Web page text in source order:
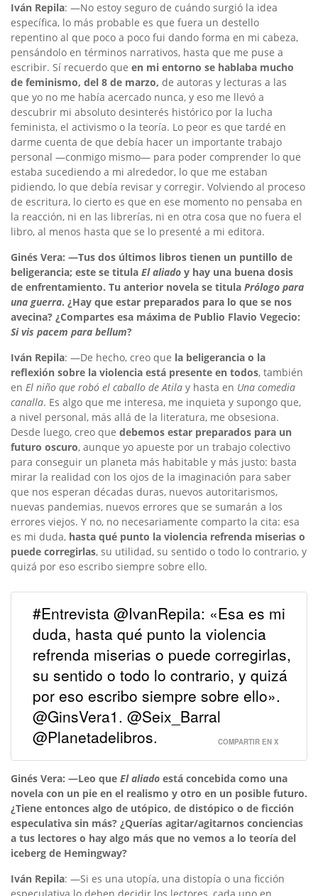
Iván Repila: —No estoy seguro de cuándo surgió la idea
específica, lo más probable es que fuera un destello
repentino al que poco a poco fui dando forma en mi cabeza,
pensándolo en términos narrativos, hasta que me puse a
escribir. Sí recuerdo que en mi entorno se hablaba mucho
de feminismo, del 8 de marzo, de autoras y lecturas a las
que yo no me había acercado nunca, y eso me llevó a
descubrir mi absoluto desinterés histórico por la lucha
feminista, el activismo o la teoría. Lo peor es que tardé en
darme cuenta de que debía hacer un importante trabajo
personal —conmigo mismo— para poder comprender lo que
estaba sucediendo a mi alrededor, lo que me estaban
pidiendo, lo que debía revisar y corregir. Volviendo al proceso
de escritura, lo cierto es que en ese momento no pensaba en
la reacción, ni en las librerías, ni en otra cosa que no fuera el
libro, al menos hasta que se lo presenté a mi editora.
Ginés Vera: —Tus dos últimos libros tienen un puntillo de
beligerancia; este se titula El aliado y hay una buena dosis
de enfrentamiento. Tu anterior novela se titula Prólogo para
una guerra. ¿Hay que estar preparados para lo que se nos
avecina? ¿Compartes esa máxima de Publio Flavio Vegecio:
Si vis pacem para bellum?
Iván Repila: —De hecho, creo que la beligerancia o la
reflexión sobre la violencia está presente en todos, también
en El niño que robó el caballo de Atila y hasta en Una comedia
canalla. Es algo que me interesa, me inquieta y supongo que,
a nivel personal, más allá de la literatura, me obsesiona.
Desde luego, creo que debemos estar preparados para un
futuro oscuro, aunque yo apueste por un trabajo colectivo
para conseguir un planeta más habitable y más justo: basta
mirar la realidad con los ojos de la imaginación para saber
que nos esperan décadas duras, nuevos autoritarismos,
nuevas pandemias, nuevos errores que se sumarán a los
errores viejos. Y no, no necesariamente comparto la cita: esa
es mi duda, hasta qué punto la violencia refrenda miserias o
puede corregirlas, su utilidad, su sentido o todo lo contrario, y
quizá por eso escribo siempre sobre ello.
#Entrevista @IvanRepila: «Esa es mi
duda, hasta qué punto la violencia
refrenda miserias o puede corregirlas,
su sentido o todo lo contrario, y quizá
por eso escribo siempre sobre ello».
@GinsVera1. @Seix_Barral
@Planetadelibros.
COMPARTIR EN X
Ginés Vera: —Leo que El aliado está concebida como una
novela con un pie en el realismo y otro en un posible futuro.
¿Tiene entonces algo de utópico, de distópico o de ficción
especulativa sin más? ¿Querías agitar/agitarnos conciencias
a tus lectores o hay algo más que no vemos a lo teoría del
iceberg de Hemingway?
Iván Repila: —Si es una utopía, una distopía o una ficción
especulativa lo deben decidir los lectores, cada uno en